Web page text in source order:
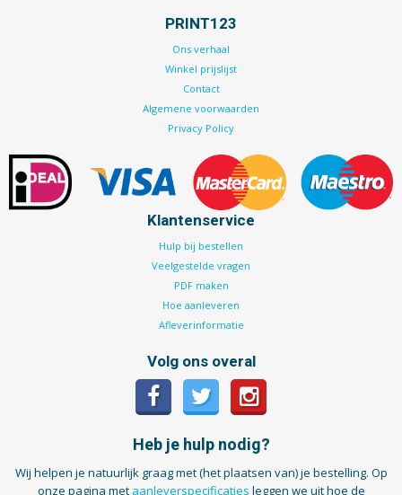
PRINT123
Ons verhaal
Winkel prijslijst
Contact
Algemene voorwaarden
Privacy Policy
Klantenservice
Hulp bij bestellen
Veelgestelde vragen
PDF maken
Hoe aanleveren
Afleverinformatie
Volg ons overal
Heb je hulp nodig?
Wij helpen je natuurlijk graag met (het plaatsen van) je bestelling. Op
onze pagina met aanleverspecificaties leggen we uit hoe de